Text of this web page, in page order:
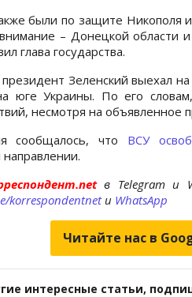
были по защите Никополя и
– Донецкой области
глава государства.
Зеленский выехал
юге Украины. По его
несмотря на объявленное
сообщалось, что ВСУ
в Telegram и
korrespondentnetи WhatsApp
Читайте нас в
интересные статьи,